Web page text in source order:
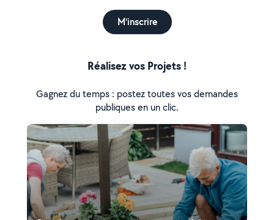
M'inscrire
Réalisez vos Projets !
Gagnez du temps : postez toutes vos demandes
publiques en un clic.